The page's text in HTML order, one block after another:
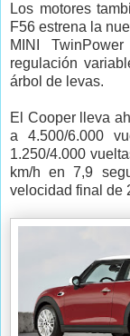
Los motores
F56 estrena la
MINI
regulación
árbol de levas.
El Cooper lleva
a 4.500/6.000
1.250/4.000
km/h en 7,9
velocidad final de